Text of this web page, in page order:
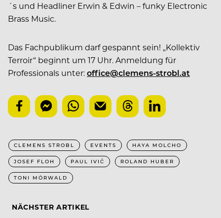
´s und Headliner Erwin & Edwin – funky Electronic
Brass Music.
Das Fachpublikum darf gespannt sein! „Kollektiv
Terroir“ beginnt um 17 Uhr. Anmeldung für
Professionals unter:office@clemens-strobl.at
CLEMENS STROBL EVENTS HAYA MOLCHO
JOSEF FLOH PAUL IVIĆ ROLAND HUBER
TONI MÖRWALD
NÄCHSTER ARTIKEL